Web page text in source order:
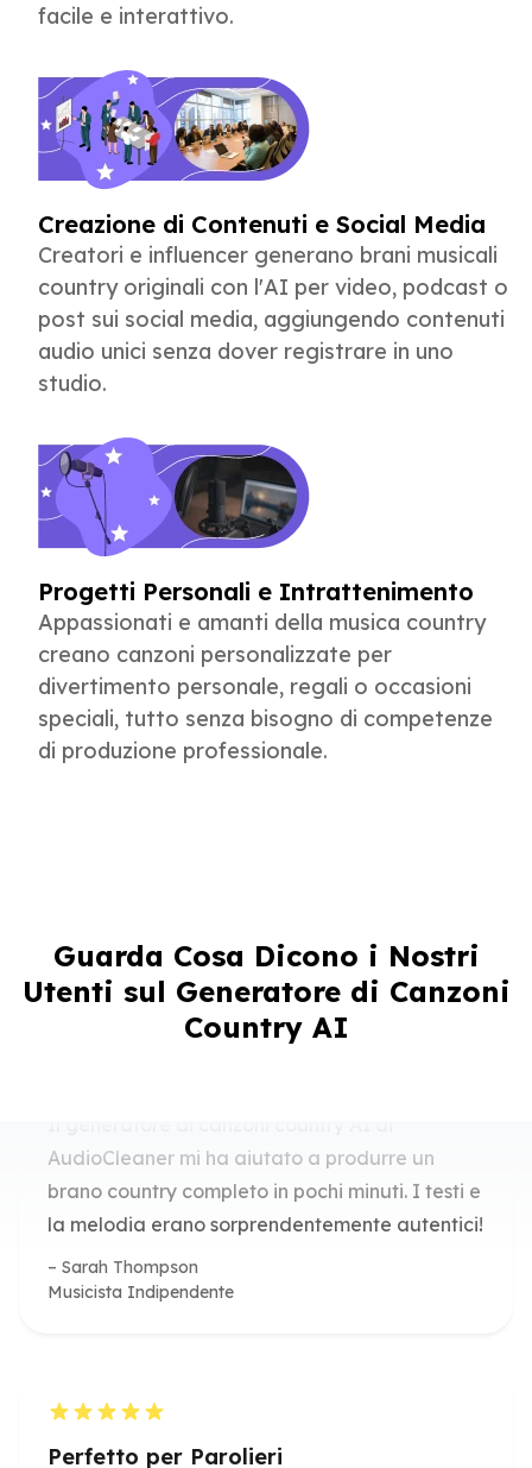
facile e interattivo.
Creazione di Contenuti e Social Media
Creatori e influencer generano brani musicali
country originali con l'AI per video, podcast o
post sui social media, aggiungendo contenuti
audio unici senza dover registrare in uno
studio.
Progetti Personali e Intrattenimento
Appassionati e amanti della musica country
creano canzoni personalizzate per
divertimento personale, regali o occasioni
speciali, tutto senza bisogno di competenze
di produzione professionale.
Guarda Cosa Dicono i Nostri
Utenti sul Generatore di Canzoni
Country AI
Semplificata
Il generatore di canzoni country AI di
AudioCleaner mi ha aiutato a produrre un
Musicista Indipendente
canzoni country AI per fare rapidamente